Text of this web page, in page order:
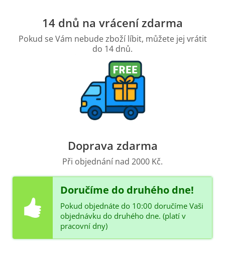
14 dnů na vrácení zdarma
Pokud se Vám nebude zboží líbit, můžete jej vrátit
do 14 dnů.
Doprava zdarma
Při objednání nad 2000 Kč.
Doručíme do druhého dne!
Pokud objednáte do 10:00 doručíme Vaši
objednávku do druhého dne. (platí v
pracovní dny)